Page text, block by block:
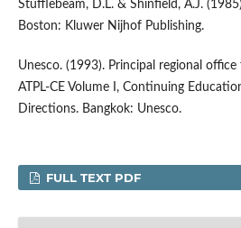
Stufflebeam, D.L. & Shinfield, A.J.
Boston: Kluwer Nijhof Publishing.
Unesco. (1993). Principal regional
ATPL-CE Volume I, Continuing
Directions. Bangkok: Unesco.
FULL TEXT PDF